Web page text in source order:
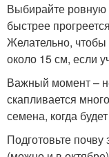
Выбирайте ровную
быстрее
Желательно,
около 15 см, если
Важный момент –
скапливается
семена, когда
Подготовьте